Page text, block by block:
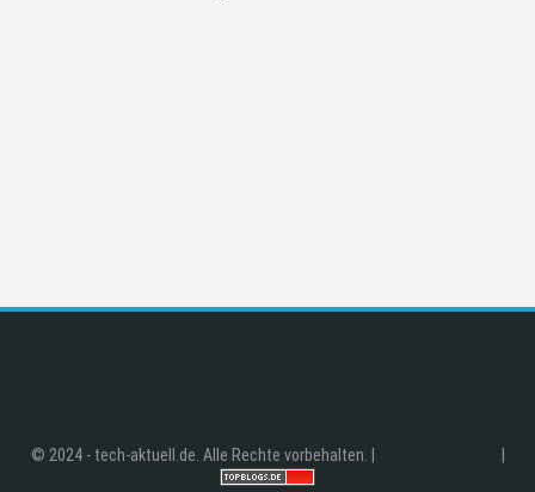
© 2024 - tech-aktuell.de. Alle Rechte vorbehalten. |